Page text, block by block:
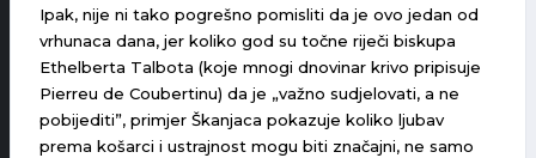
Ipak, nije ni tako pogrešno pomisliti da je ovo jedan od
vrhunaca dana, jer koliko god su točne riječi biskupa
Ethelberta Talbota (koje mnogi dnovinar krivo pripisuje
Pierreu de Coubertinu) da je „važno sudjelovati, a ne
pobijediti”, primjer Škanjaca pokazuje koliko ljubav
prema košarci i ustrajnost mogu biti značajni, ne samo